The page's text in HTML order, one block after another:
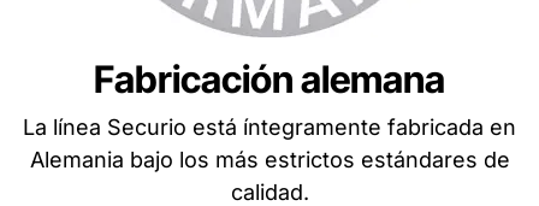
Fabricación alemana
La línea Securio está íntegramente fabricada en
Alemania bajo los más estrictos estándares de
calidad.